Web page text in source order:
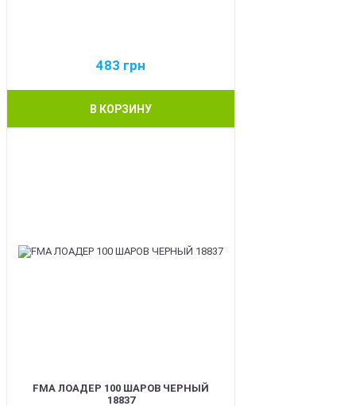
483 грн
В КОРЗИНУ
FMA ЛОАДЕР 100 ШАРОВ ЧЕРНЫЙ
18837